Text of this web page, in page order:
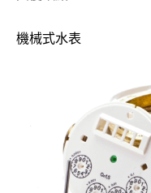
機械式水表